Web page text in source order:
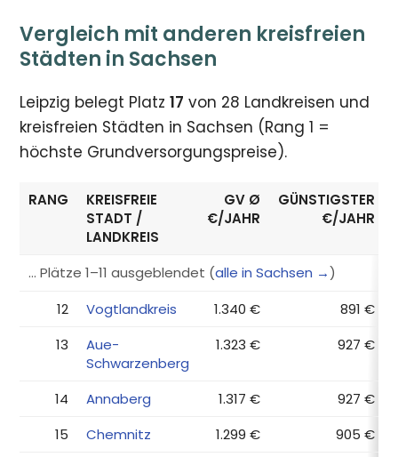
Vergleich mit anderen kreisfreien
Städten in Sachsen
Leipzig belegt Platz17 von 28 Landkreisen und
kreisfreien Städten in Sachsen (Rang 1 =
höchste Grundversorgungspreise).
RANG
KREISFREIE
STADT /
LANDKREIS
GV Ø
€/JAHR
GÜNSTIGSTER
€/JAHR
… Plätze 1–11 ausgeblendet (alle in Sachsen →)
12
Vogtlandkreis 1.340 €
891 €
13
Aue-
Schwarzenberg
1.323 € 927 €
14 Annaberg 1.317 €
927 €
15
Chemnitz 1.299 €
905 €